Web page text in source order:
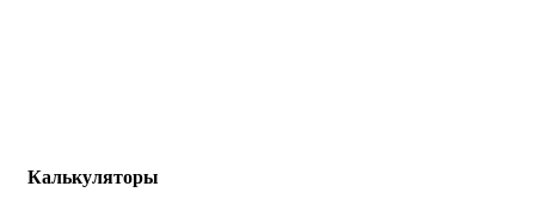
Калькуляторы